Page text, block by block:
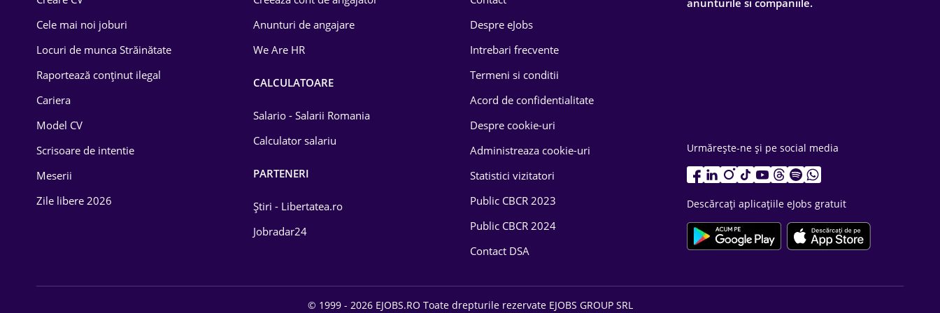
Drept
Educație / Training
Energetică
Farma
Cele mai noi joburi
Locuri de munca Străinătate
Raportează conținut ilegal
Cariera
Model CV
Scrisoare de intentie
Meserii
Zile libere 2026
Anunturi de angajare
We Are HR
CALCULATOARE
Salario - Salarii Romania
Calculator salariu
PARTENERI
Știri - Libertatea.ro
Jobradar24
Despre eJobs
Intrebari frecvente
Termeni si conditii
Acord de confidentialitate
Despre cookie-uri
Administreaza cookie-uri
Statistici vizitatori
Public CBCR 2023
Public CBCR 2024
Contact DSA
anunturile si companiile.
Urmărește-ne și pe social media
Descărcați aplicațiile eJobs gratuit
© 1999 - 2026 EJOBS.RO Toate drepturile rezervate EJOBS GROUP SRL